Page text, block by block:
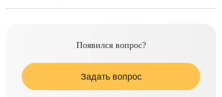
Появился вопрос?
Задать вопрос